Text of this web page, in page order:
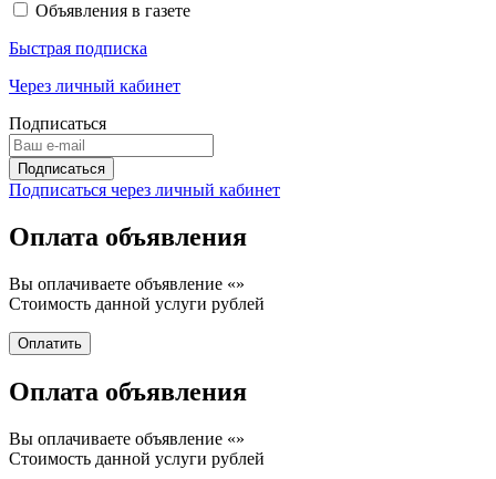
Объявления в газете
Быстрая подписка
Через личный кабинет
Подписаться
Подписаться через личный кабинет
Оплата объявления
Вы оплачиваете объявление «»
Стоимость данной услуги рублей
Оплата объявления
Вы оплачиваете объявление «»
Стоимость данной услуги рублей